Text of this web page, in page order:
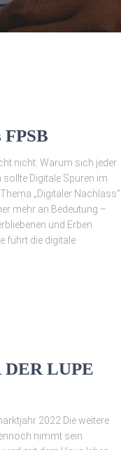
nicht: Warum sich jeder
Digitale Spuren im
„Digitaler Nachlass“
mehr an Bedeutung –
und Erben
führt die digitale
LUPE
2022 Die weitere
nimmt sein